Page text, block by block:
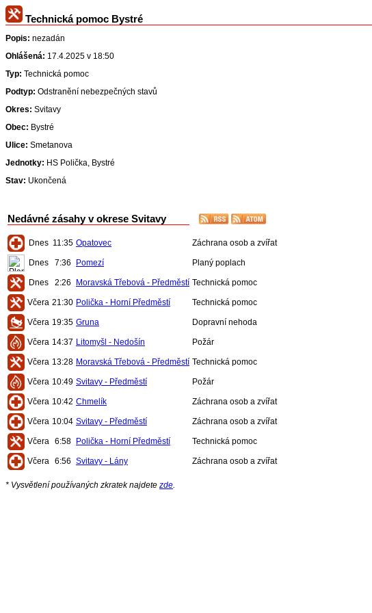
Technická pomoc Bystré
Popis: nezadán
Ohlášená: 17.4.2025 v 18:50
Typ: Technická pomoc
Podtyp: Odstranění nebezpečných stavů
Okres: Svitavy
Obec: Bystré
Ulice: Smetanova
Jednotky: HS Polička, Bystré
Stav: Ukončená
Nedávné zásahy v okrese Svitavy
Dnes 11:35 Opatovec Záchrana osob a zvířat
Dnes 7:36 Pomezí Planý poplach
Dnes 2:26 Moravská Třebová - Předměstí Technická pomoc
Včera 21:30 Polička - Horní Předměstí Technická pomoc
Včera 19:35 Gruna Dopravní nehoda
Včera 14:37 Litomyšl - Nedošín Požár
Včera 13:28 Moravská Třebová - Předměstí Technická pomoc
Včera 10:49 Svitavy - Předměstí Požár
Včera 10:42 Chmelík Záchrana osob a zvířat
Včera 10:04 Svitavy - Předměstí Záchrana osob a zvířat
Včera 6:58 Polička - Horní Předměstí Technická pomoc
Včera 6:56 Svitavy - Lány Záchrana osob a zvířat
* Vysvětlení používaných zkratek najdete zde.